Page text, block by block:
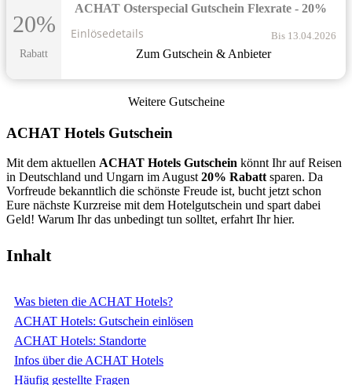
20%
Rabatt
ACHAT Osterspecial Gutschein Flexrate - 20%
Zum Gutschein & Anbieter
Bis 13.04.2026
Einlösedetails
Weitere Gutscheine
ACHAT Hotels Gutschein
Mit dem aktuellen ACHAT Hotels Gutschein könnt Ihr auf Reisen
in Deutschland und Ungarn im August 20% Rabatt sparen. Da
Vorfreude bekanntlich die schönste Freude ist, bucht jetzt schon
Eure nächste Kurzreise mit dem Hotelgutschein und spart dabei
Geld! Warum Ihr das unbedingt tun solltet, erfahrt Ihr hier.
Inhalt
Was bieten die ACHAT Hotels?
ACHAT Hotels: Gutschein einlösen
ACHAT Hotels: Standorte
Infos über die ACHAT Hotels
Häufig gestellte Fragen